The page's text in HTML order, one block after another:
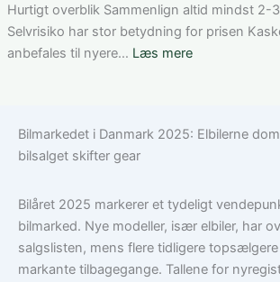
løsning
Tesla
Model
3:
den
Hurtigt overblik Sammenlign altid mindst 2-
Selvrisiko har stor betydning for prisen
anbefales til nyere… Læs mere:
bilforsikring
Guide
til
ansvar,
kasko
Bilmarkedet i Danmark 2025: Elbilerne
bilsalget skifter gear
Bilåret 2025 markerer et tydeligt
bilmarked. Nye modeller, især elbiler, har
salgslisten, mens flere tidligere
markante tilbagegange. Tallene for